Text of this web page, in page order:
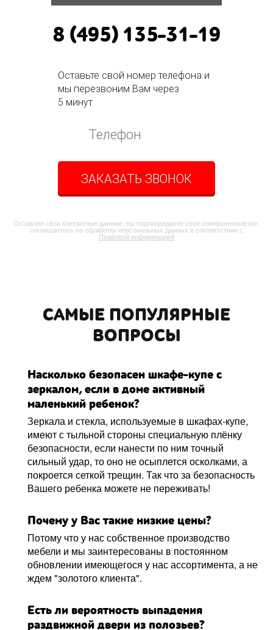
8 (495) 135-31-19
Оставьте свой номер телефона и
мы перезвоним Вам через
5 минут
ЗАКАЗАТЬ ЗВОНОК
Оставляя свои контактные данные, вы подтверждаете свое совершеннолетие,
соглашаетесь на обработку персональных данных в соответствии с
Правовой информацией
САМЫЕ ПОПУЛЯРНЫЕ
ВОПРОСЫ
Насколько безопасен шкафе-купе с
зеркалом, если в доме активный
маленький ребенок?
Зеркала и стекла, используемые в шкафах-купе,
имеют с тыльной стороны специальную плёнку
безопасности, если нанести по ним точный
сильный удар, то оно не осыплется осколками, а
покроется сеткой трещин. Так что за безопасность
Вашего ребенка можете не переживать!
Почему у Вас такие низкие цены?
Потому что у нас собственное производство
мебели и мы заинтересованы в постоянном
обновлении имеющегося у нас ассортимента, а не
ждем "золотого клиента".
Есть ли вероятность выпадения
раздвижной двери из полозьев?